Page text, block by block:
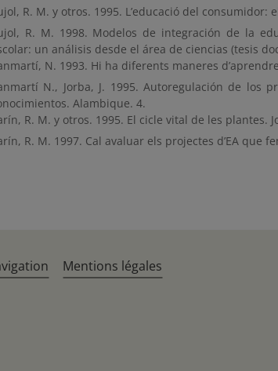
R. M. y otros. 1995. L’educació del consumidor:
R. M. 1998. Modelos de integración de la
un análisis desde el área de ciencias (tesis
N. 1993. Hi ha diferents maneres
N., Jorba, J. 1995. Autoregulación de los
Alambique. 4.
R. M. y otros. 1995. El cicle vital de les plantes.
R. M. 1997. Cal avaluar els projectes d’EA que
Mentions légales